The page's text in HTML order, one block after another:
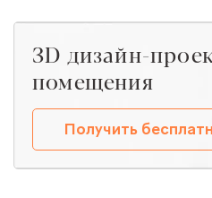
ЗD дизайн-
помещения
Получить